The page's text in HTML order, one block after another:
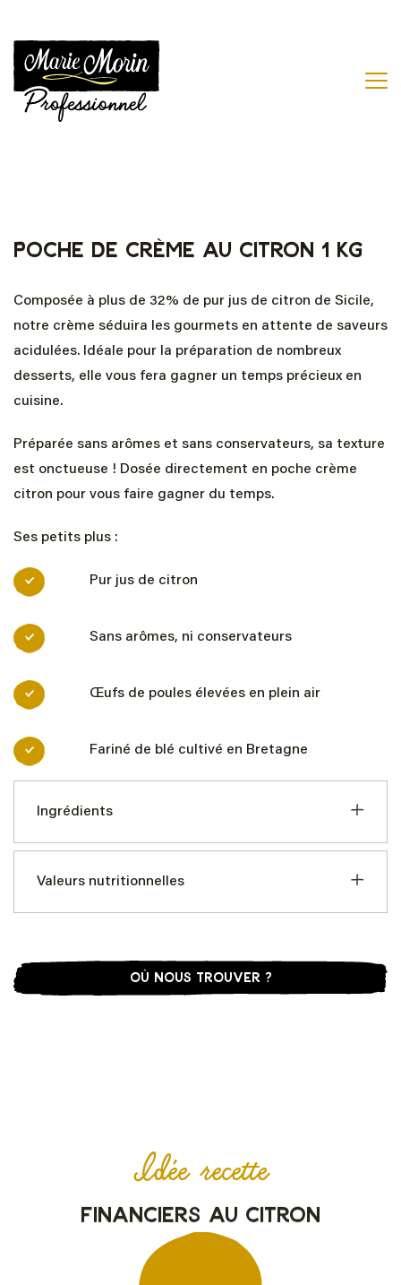
Poche de crème au citron 1 kg
Composée à plus de 32% de pur jus de citron de Sicile,
notre crème séduira les gourmets en attente de saveurs
acidulées. Idéale pour la préparation de nombreux
desserts, elle vous fera gagner un temps précieux en
cuisine.
Préparée sans arômes et sans conservateurs, sa texture
est onctueuse ! Dosée directement en poche crème
citron pour vous faire gagner du temps.
Ses petits plus :
Pur jus de citron
Sans arômes, ni conservateurs
Œufs de poules élevées en plein air
Fariné de blé cultivé en Bretagne
Ingrédients
Valeurs nutritionnelles
OÙ NOUS TROUVER ?
Idée recette
financiers au citron